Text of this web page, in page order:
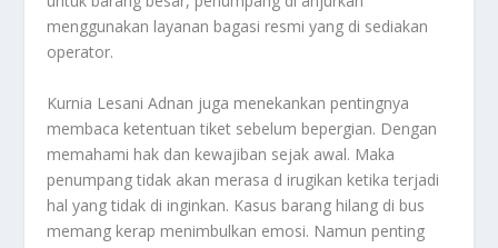
menggunakan layanan bagasi resmi yang di sediakan
operator.
Kurnia Lesani Adnan juga menekankan pentingnya
membaca ketentuan tiket sebelum bepergian. Dengan
memahami hak dan kewajiban sejak awal. Maka
penumpang tidak akan merasa d irugikan ketika terjadi
hal yang tidak di inginkan. Kasus barang hilang di bus
memang kerap menimbulkan emosi. Namun penting